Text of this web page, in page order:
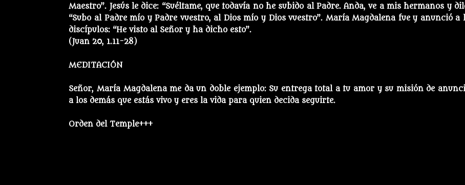
Maestro”. Jesús le dice: “Suéltame, que todavía no he subido al Padre. Anda, ve a mis hermanos y
“Subo al Padre mío y Padre vuestro, al Dios mío y Dios vuestro”. María Magdalena fue y anunció a
discípulos: “He visto al Señor y ha dicho esto”.
(Juan 20, 1.11-28)
MEDITACIÓN
Señor, María Magdalena me da un doble ejemplo: Su entrega total a tu amor y su misión de
a los demás que estás vivo y eres la vida para quien decida seguirte.
Orden del Temple+++